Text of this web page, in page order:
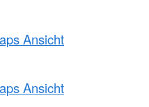
Ansicht
Ansicht